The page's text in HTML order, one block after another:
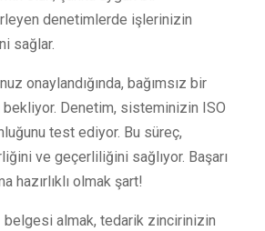
denetimlerde işlerinizin
sağlar.
onaylandığında, bağımsız bir
Denetim, sisteminizin ISO
test ediyor. Bu süreç,
ve geçerliliğini sağlıyor. Başarı
hazırlıklı olmak şart!
belgesi almak, tedarik zincirinizin